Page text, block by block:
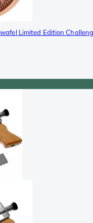
Limited Edition